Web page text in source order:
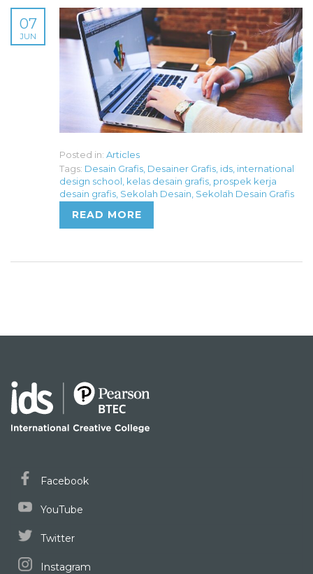
07
JUN
Posted in: Articles
Tags: Desain Grafis Desainer Grafis ids international
design school kelas desain grafis prospek kerja
desain grafis Sekolah Desain Sekolah Desain Grafis
READ MORE
Facebook
YouTube
Twitter
Instagram